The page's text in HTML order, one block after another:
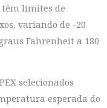
têm limites de
variando de -20
Fahrenheit a 180
selecionados
esperada do